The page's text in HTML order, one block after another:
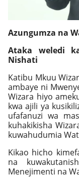
Azungumza na
Ataka weledi
Nishati
Katibu Mkuu
ambaye ni
Wizara hiyo
kwa ajili ya
ufafanuzi wa
kuhakikisha
kuwahudumia
Kikao hicho
na
Menejimenti na